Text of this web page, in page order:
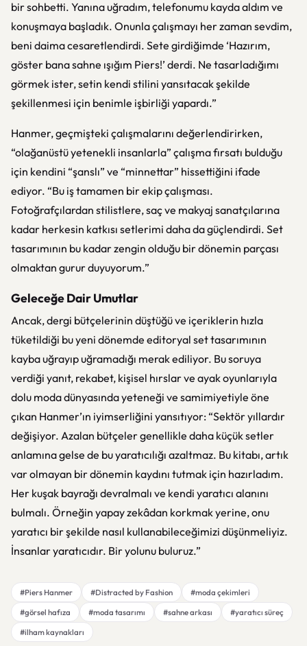
bir sohbetti. Yanına uğradım, telefonumu kayda aldım ve
konuşmaya başladık. Onunla çalışmayı her zaman sevdim,
beni daima cesaretlendirdi. Sete girdiğimde ‘Hazırım,
göster bana sahne ışığım Piers!’ derdi. Ne tasarladığımı
görmek ister, setin kendi stilini yansıtacak şekilde
şekillenmesi için benimle işbirliği yapardı.”
Hanmer, geçmişteki çalışmalarını değerlendirirken,
“olağanüstü yetenekli insanlarla” çalışma fırsatı bulduğu
için kendini “şanslı” ve “minnettar” hissettiğini ifade
ediyor. “Bu iş tamamen bir ekip çalışması.
Fotoğrafçılardan stilistlere, saç ve makyaj sanatçılarına
kadar herkesin katkısı setlerimi daha da güçlendirdi. Set
tasarımının bu kadar zengin olduğu bir dönemin parçası
olmaktan gurur duyuyorum.”
Geleceğe Dair Umutlar
Ancak, dergi bütçelerinin düştüğü ve içeriklerin hızla
tüketildiği bu yeni dönemde editoryal set tasarımının
kayba uğrayıp uğramadığı merak ediliyor. Bu soruya
verdiği yanıt, rekabet, kişisel hırslar ve ayak oyunlarıyla
dolu moda dünyasında yeteneği ve samimiyetiyle öne
çıkan Hanmer’ın iyimserliğini yansıtıyor: “Sektör yıllardır
değişiyor. Azalan bütçeler genellikle daha küçük setler
anlamına gelse de bu yaratıcılığı azaltmaz. Bu kitabı, artık
var olmayan bir dönemin kaydını tutmak için hazırladım.
Her kuşak bayrağı devralmalı ve kendi yaratıcı alanını
bulmalı. Örneğin yapay zekâdan korkmak yerine, onu
yaratıcı bir şekilde nasıl kullanabileceğimizi düşünmeliyiz.
İnsanlar yaratıcıdır. Bir yolunu buluruz.”
#Piers Hanmer #Distracted by Fashion
#moda çekimleri
#görsel hafıza
#moda tasarımı #sahne arkası
#yaratıcı süreç
#ilham kaynakları